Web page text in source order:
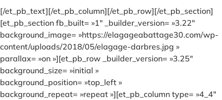
[/et_pb_text][/et_pb_column][/et_pb_row][/et_pb_section]
[et_pb_section fb_built= »1″ _builder_version= »3.22″
background_image= »https://elagageabattage30.com/wp-
content/uploads/2018/05/elagage-darbres.jpg »
parallax= »on »][et_pb_row _builder_version= »3.25″
background_size= »initial »
background_position= »top_left »
background_repeat= »repeat »][et_pb_column type= »4_4″